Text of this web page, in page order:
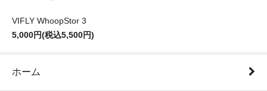
VIFLY WhoopStor 3
5,000円(税込5,500円)
ホーム